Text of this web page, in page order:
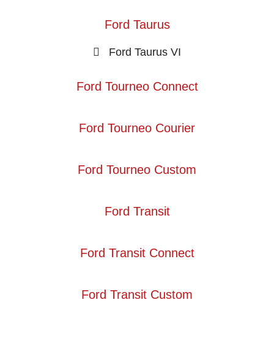
Ford Taurus
Ford Taurus VI
Ford Tourneo Connect
Ford Tourneo Courier
Ford Tourneo Custom
Ford Transit
Ford Transit Connect
Ford Transit Custom